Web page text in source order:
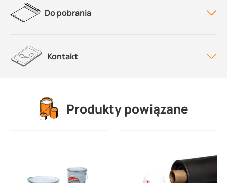
Do pobrania
Kontakt
Produkty powiązane